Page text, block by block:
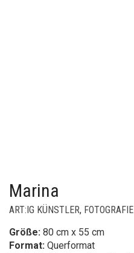
Marina
ART:IG KÜNSTLER, FOTOGRAFIE
Größe: 80 cm x 55 cm
Format: Querformat